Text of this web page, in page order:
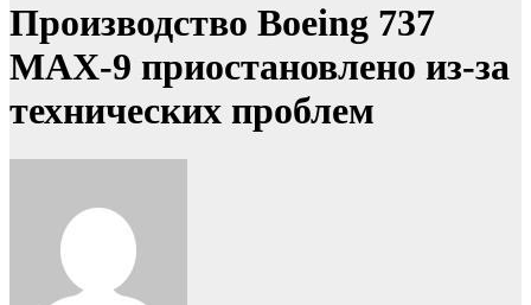
Производство Boeing 737
MAX-9 приостановлено из-за
технических проблем